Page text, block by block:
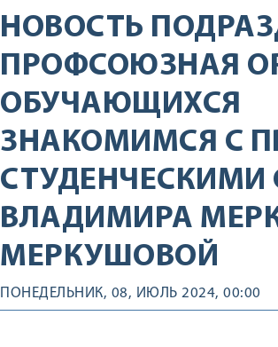
НОВОСТЬ
ПРОФСОЮЗНАЯ
ОБУЧАЮЩИХСЯ
ЗНАКОМИМСЯ С
СТУДЕНЧЕСКИМИ
ВЛАДИМИРА
МЕРКУШОВОЙ
ПОНЕДЕЛЬНИК, 08, ИЮЛЬ 2024, 00:00